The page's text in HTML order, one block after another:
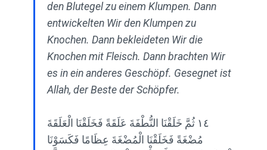
den Blutegel zu einem Klumpen. Dann
entwickelten Wir den Klumpen zu
Knochen. Dann bekleideten Wir die
Knochen mit Fleisch. Dann brachten Wir
es in ein anderes Geschöpf. Gesegnet ist
Allah, der Beste der Schöpfer.
١٤ ثُمَّ خَلَقْنَا النُّطْفَةَ عَلَقَةً فَخَلَقْنَا الْعَلَقَةَ
مُضْغَةً فَخَلَقْنَا الْمُضْغَةَ عِظَامًا فَكَسَوْنَا